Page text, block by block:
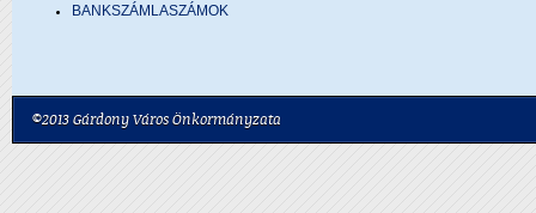
BANKSZÁMLASZÁMOK
©2013 Gárdony Város Önkormányzata